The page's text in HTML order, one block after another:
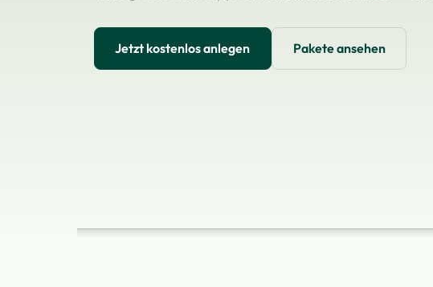
Jetzt kostenlos anlegen Pakete ansehen